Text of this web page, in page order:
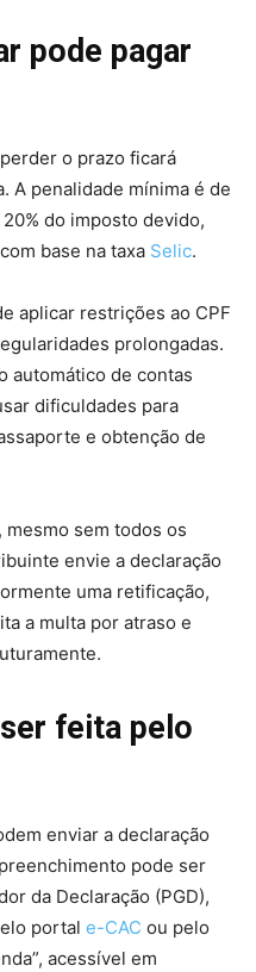
pode pagar
o prazo ficará
A penalidade mínima é de
do imposto devido,
base na taxa Selic.
aplicar restrições ao CPF
prolongadas.
automático de contas
dificuldades para
e obtenção de
sem todos os
envie a declaração
uma retificação,
a multa por atraso e
feita pelo
enviar a declaração
pode ser
da Declaração (PGD),
portal e-CAC ou pelo
acessível em